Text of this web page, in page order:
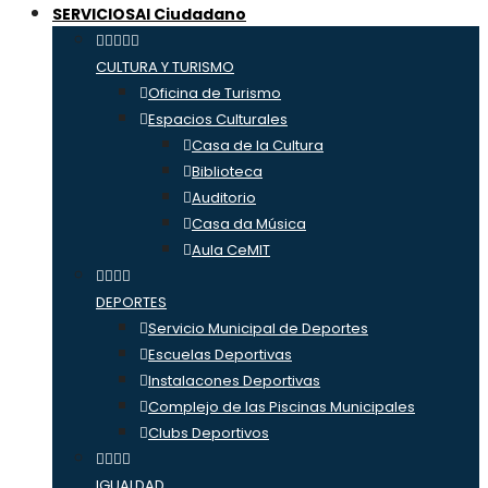
SERVICIOSAl Ciudadano
CULTURA Y TURISMO
Oficina de Turismo
Espacios Culturales
Casa de la Cultura
Biblioteca
Auditorio
Casa da Música
Aula CeMIT
DEPORTES
Servicio Municipal de Deportes
Escuelas Deportivas
Instalacones Deportivas
Complejo de las Piscinas Municipales
Clubs Deportivos